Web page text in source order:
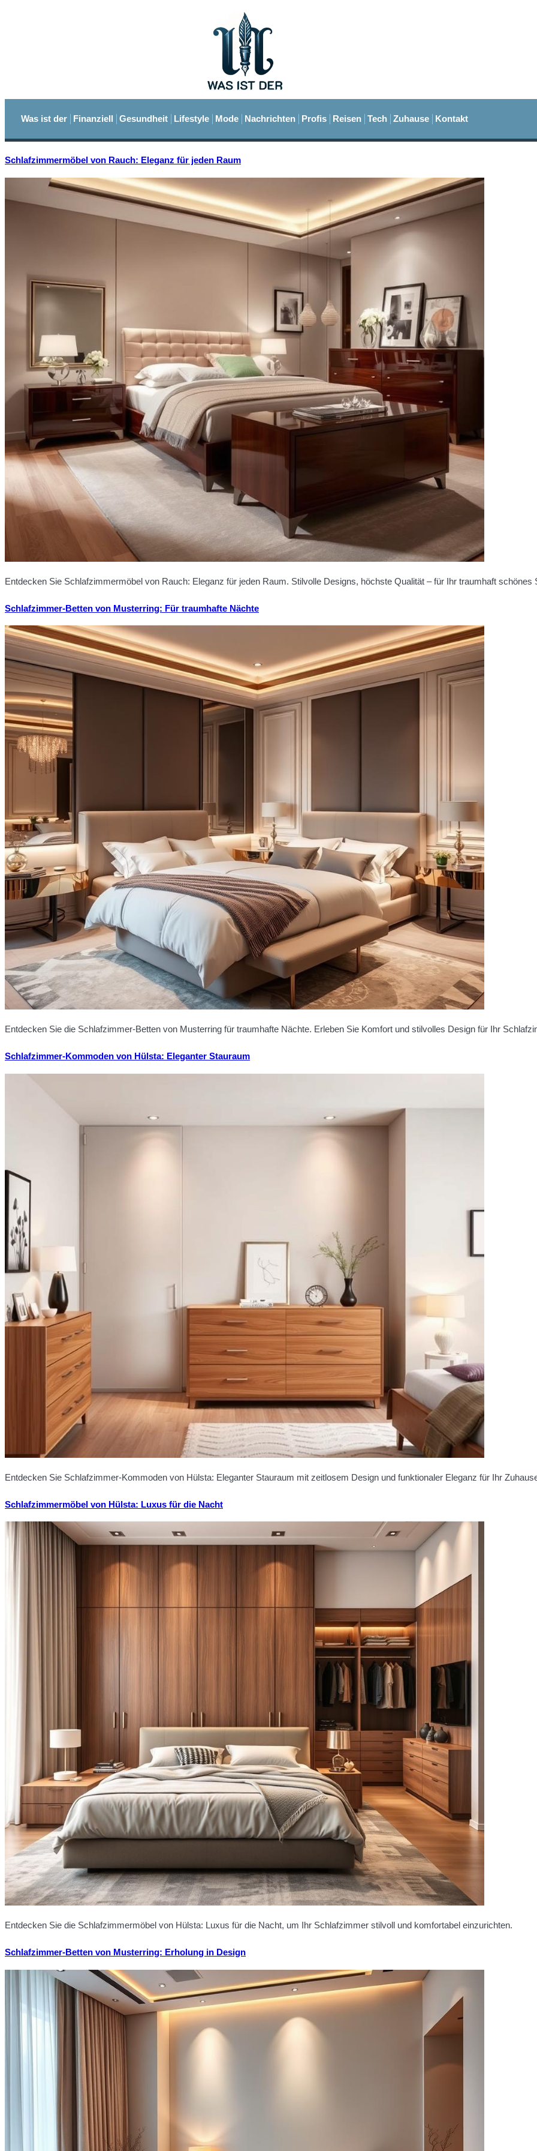
Was ist der Finanziell Gesundheit Lifestyle Mode Nachrichten Profis Reisen Tech Zuhause Kontakt
Schlafzimmermöbel von Rauch: Eleganz für jeden Raum
Entdecken Sie Schlafzimmermöbel von Rauch: Eleganz für jeden Raum. Stilvolle Designs, höchste Qualität – für Ihr traumhaft schönes
Schlafzimmer-Betten von Musterring: Für traumhafte Nächte
Entdecken Sie die Schlafzimmer-Betten von Musterring für traumhafte Nächte. Erleben Sie Komfort und stilvolles Design für Ihr
Schlafzimmer-Kommoden von Hülsta: Eleganter Stauraum
Entdecken Sie Schlafzimmer-Kommoden von Hülsta: Eleganter Stauraum mit zeitlosem Design und funktionaler Eleganz für Ihr
Schlafzimmermöbel von Hülsta: Luxus für die Nacht
Entdecken Sie die Schlafzimmermöbel von Hülsta: Luxus für die Nacht, um Ihr Schlafzimmer stilvoll und komfortabel einzurichten.
Schlafzimmer-Betten von Musterring: Erholung in Design